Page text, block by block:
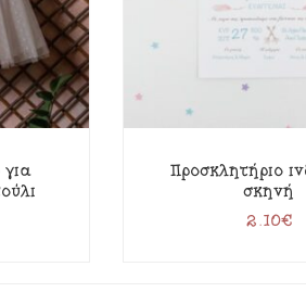
για
Προσκλητήριο
σκηνή
2.10€